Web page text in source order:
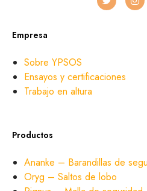
Empresa
Sobre YPSOS
Ensayos y certificaciones
Trabajo en altura
Productos
Ananke – Barandillas de
Oryg – Saltos de lobo